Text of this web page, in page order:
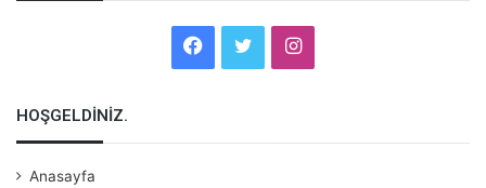
Facebook
TwitterInstagram
HOŞGELDİNİZ.
Anasayfa